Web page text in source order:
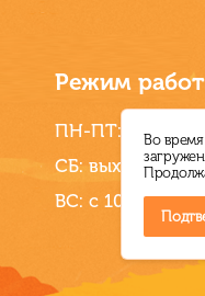
Режим
ПН-ПТ: с 10.00
СБ: выходной
ВС: с 10.00 до
Во